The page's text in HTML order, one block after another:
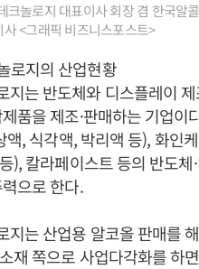
크놀로지 대표이사 회장 겸 한국알
<그래픽 비즈니스포스트>
로지의 산업현황
지는 반도체와 디스플레이
품을 제조·판매하는 기업이
액, 식각액, 박리액 등), 화인
), 칼라페이스트 등의 반도체
으로 한다.
지는 산업용 알코올 판매를
재 쪽으로 사업다각화를 하